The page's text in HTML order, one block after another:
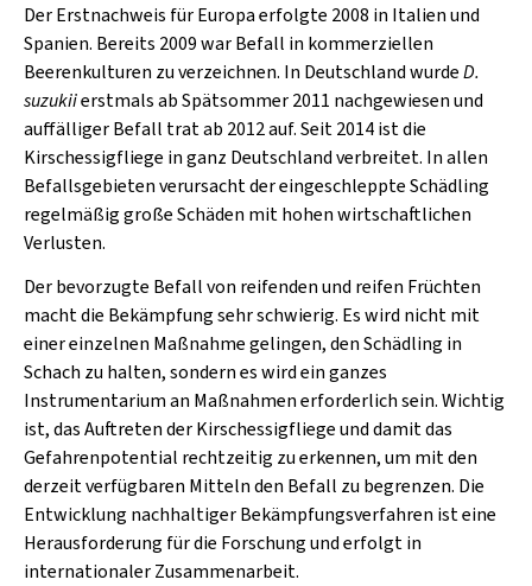
Der Erstnachweis für Europa erfolgte 2008 in Italien und
Spanien. Bereits 2009 war Befall in kommerziellen
Beerenkulturen zu verzeichnen. In Deutschland wurdeD.
suzukiierstmals ab Spätsommer 2011 nachgewiesen und
auffälliger Befall trat ab 2012 auf. Seit 2014 ist die
Kirschessigfliege in ganz Deutschland verbreitet. In allen
Befallsgebieten verursacht der eingeschleppte Schädling
regelmäßig große Schäden mit hohen wirtschaftlichen
Verlusten.
Der bevorzugte Befall von reifenden und reifen Früchten
macht die Bekämpfung sehr schwierig. Es wird nicht mit
einer einzelnen Maßnahme gelingen, den Schädling in
Schach zu halten, sondern es wird ein ganzes
Instrumentarium an Maßnahmen erforderlich sein. Wichtig
ist, das Auftreten der Kirschessigfliege und damit das
Gefahrenpotential rechtzeitig zu erkennen, um mit den
derzeit verfügbaren Mitteln den Befall zu begrenzen. Die
Entwicklung nachhaltiger Bekämpfungsverfahren ist eine
Herausforderung für die Forschung und erfolgt in
internationaler Zusammenarbeit.